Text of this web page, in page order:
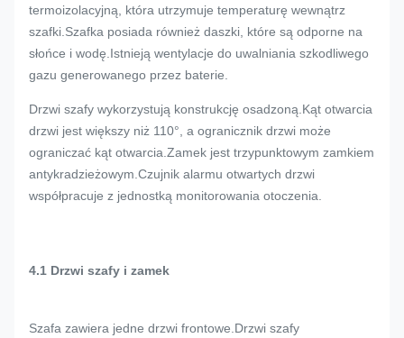
termoizolacyjną, która utrzymuje temperaturę wewnątrz
szafki.Szafka posiada również daszki, które są odporne na
słońce i wodę.Istnieją wentylacje do uwalniania szkodliwego
gazu generowanego przez baterie.
Drzwi szafy wykorzystują konstrukcję osadzoną.Kąt otwarcia
drzwi jest większy niż 110°, a ogranicznik drzwi może
ograniczać kąt otwarcia.Zamek jest trzypunktowym zamkiem
antykradzieżowym.Czujnik alarmu otwartych drzwi
współpracuje z jednostką monitorowania otoczenia.
4.1 Drzwi szafy i zamek
Szafa zawiera jedne drzwi frontowe.Drzwi szafy